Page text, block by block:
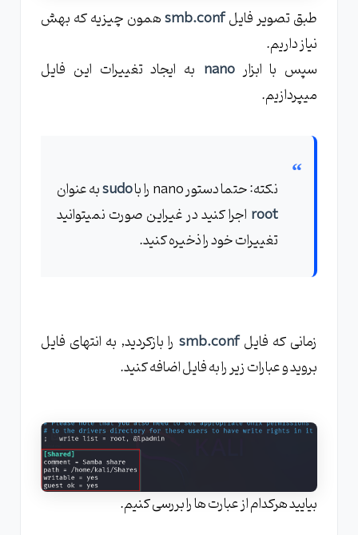
طبق تصویر فایلsmb.confهمون چیزیه که بهش
نیاز داریم.
سپس با ابزارnano به ایجاد تغییرات این فایل
میپردازیم.
نکته: حتما دستور nano را با sudoبه عنوان
root اجرا کنید در غیراین صورت نمیتوانید
تغییرات خود را ذخیره کنید.
زمانی که فایلsmb.conf را بازکردید, به انتهای فایل
بروید و عبارات زیر را به فایل اضافه کنید.
بیایید هرکدام از عبارت ها را بررسی کنیم.